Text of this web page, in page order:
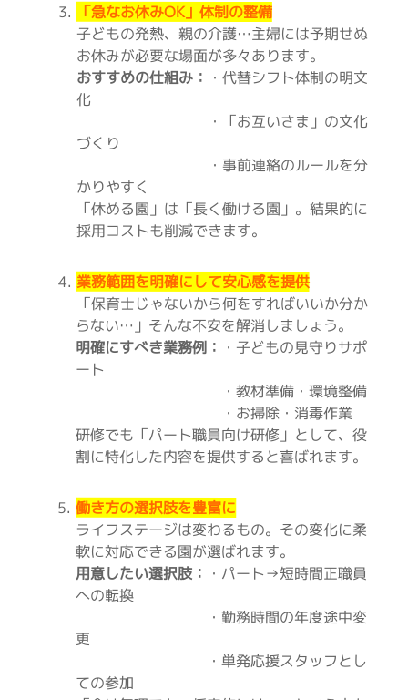
「急なお休みOK」体制の整備
子どもの発熱、親の介護…主婦には予期せぬ
お休みが必要な場面が多々あります。
おすすめの仕組み： ・代替シフト体制の明文
化
・「お互いさま」の文化
づくり
・事前連絡のルールを分
かりやすく
「休める園」は「長く働ける園」。結果的に
採用コストも削減できます。
業務範囲を明確にして安心感を提供
「保育士じゃないから何をすればいいか分か
らない…」そんな不安を解消しましょう。
明確にすべき業務例： ・子どもの見守りサポ
ート
・教材準備・環境整備
・お掃除・消毒作業
研修でも「パート職員向け研修」として、役
割に特化した内容を提供すると喜ばれます。
働き方の選択肢を豊富に
ライフステージは変わるもの。その変化に柔
軟に対応できる園が選ばれます。
用意したい選択肢： ・パート→短時間正職員
への転換
・勤務時間の年度途中変
更
・単発応援スタッフとし
ての参加